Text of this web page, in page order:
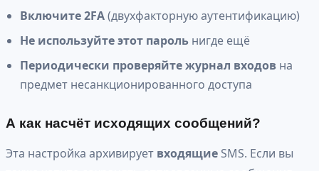
Включите 2FA(двухфакторную аутентификацию)
Не используйте этот пароль нигде ещё
Периодически проверяйте журнал входов на
предмет несанкционированного доступа
А как насчёт исходящих сообщений?
Эта настройка архивирует входящие SMS. Если вы